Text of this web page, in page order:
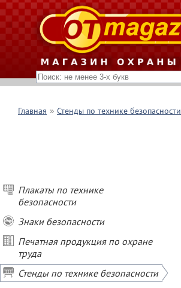
Главная Стенды по технике безопасности
Плакаты по технике
безопасности
Знаки безопасности
Печатная продукция по охране
труда
Стенды по технике безопасности